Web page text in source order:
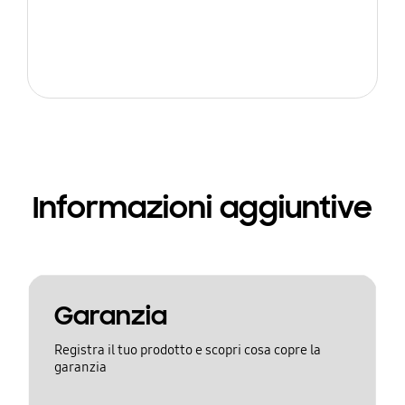
Informazioni aggiuntive
Garanzia
Registra il tuo prodotto e scopri cosa copre la
garanzia